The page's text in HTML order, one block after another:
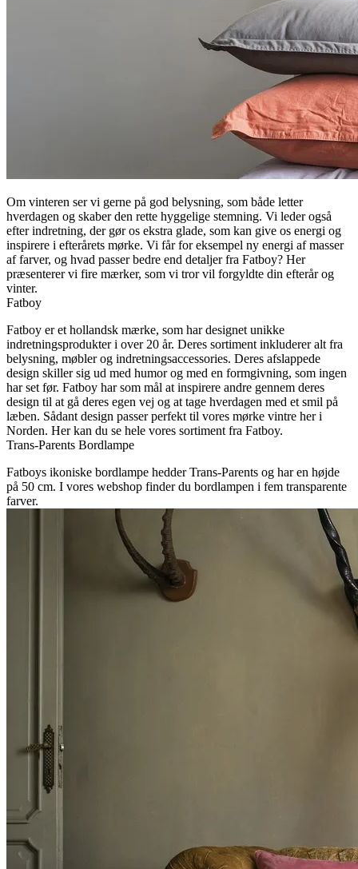
Om vinteren ser vi gerne på god belysning, som både letter
hverdagen og skaber den rette hyggelige stemning. Vi leder også
efter indretning, der gør os ekstra glade, som kan give os energi og
inspirere i efterårets mørke. Vi får for eksempel ny energi af masser
af farver, og hvad passer bedre end detaljer fra Fatboy? Her
præsenterer vi fire mærker, som vi tror vil forgyldte din efterår og
vinter.
Fatboy
Fatboy er et hollandsk mærke, som har designet unikke
indretningsprodukter i over 20 år. Deres sortiment inkluderer alt fra
belysning, møbler og indretningsaccessories. Deres afslappede
design skiller sig ud med humor og med en formgivning, som ingen
har set før. Fatboy har som mål at inspirere andre gennem deres
design til at gå deres egen vej og at tage hverdagen med et smil på
læben. Sådant design passer perfekt til vores mørke vintre her i
Norden. Her kan du se hele vores sortiment fra Fatboy.
Trans-Parents Bordlampe
Fatboys ikoniske bordlampe hedder Trans-Parents og har en højde
på 50 cm. I vores webshop finder du bordlampen i fem transparente
farver.